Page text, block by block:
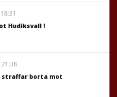
Hudiksvall !
21:38
borta mot